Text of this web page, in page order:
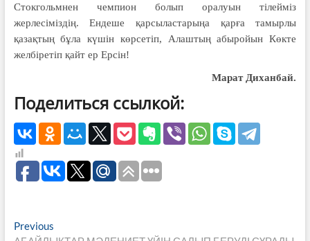
Стокгольмнен чемпион болып оралуын тілейміз
жерлесіміздің. Ендеше қарсыластарыңа қарға тамырлы
қазақтың бұла күшін көрсетіп, Алаштың абыройын Көкте
желбіретіп қайт ер Ерсін!
Марат Диханбай.
Поделиться ссылкой:
Навигация
PreviousPrevious